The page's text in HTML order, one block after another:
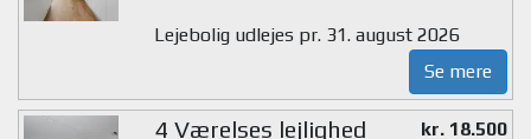
Lejebolig udlejes pr. 31. august 2026
Se mere
4 Værelses lejlighed
kr. 18.500